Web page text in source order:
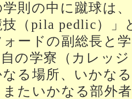
則の中に蹴球は
技（pila pedlic）」
ードの副総長と
自の学寮（カレッ
る場所、いかな
たいかなる部外